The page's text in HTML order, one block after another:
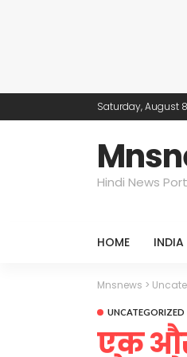
Saturday, August
Hindi News
HOME INDIA
Mnsnews >
UNCATEGORIZED
एक